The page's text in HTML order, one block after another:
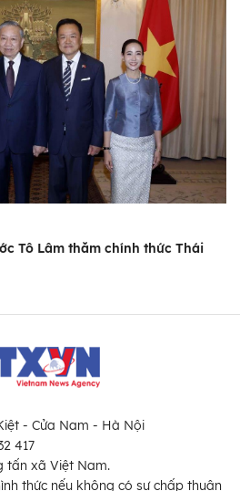
Tô Lâm thăm chính thức Thái
- Cửa Nam - Hà Nội
417
tấn xã Việt Nam.
thức nếu không có sự chấp thuận